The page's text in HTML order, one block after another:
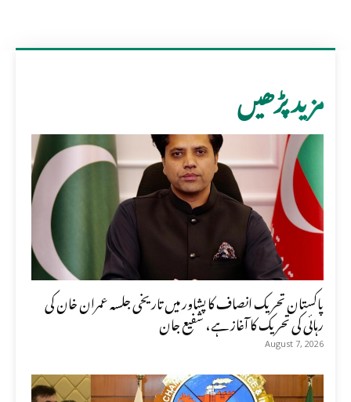
مزید پڑھیں
پاکستان تحریک انصاف کا پشاور میں تاریخی جلسہ عمران خان کی
رہائی کی تحریک کا آغاز ہے، شفیع جان
August 7, 2026